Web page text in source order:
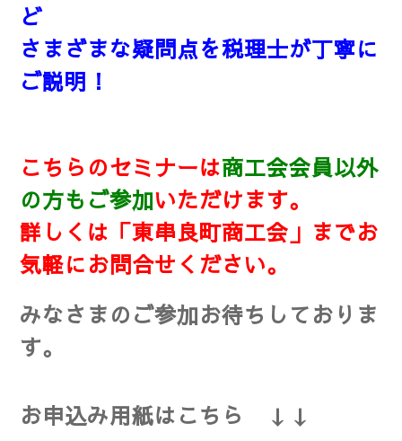
ど
さまざまな疑問点を税理士が丁寧に
ご説明 ！
こちらのセミナーは商工会会員以外
の方もご参加いただけます。
詳しくは「東串良町商工会」までお
気軽にお問合せください。
みなさまのご参加お待ちしておりま
す。
お申込み用紙はこちら ↓↓